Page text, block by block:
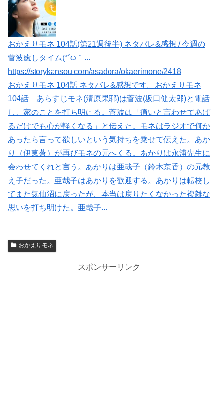
おかえりモネ 104話(第21週後半) ネタバレ&感想 / 今週の
菅波癒しタイム(*´ω｀...
https://storykansou.com/asadora/okaerimone/2418
おかえりモネ 104話 ネタバレ&感想です。おかえりモネ
104話 あらすじモネ(清原果耶)は菅波(坂口健太郎)と電話
し、家のことを打ち明ける。菅波は「痛いと言わせてあげ
るだけでも心が軽くなる」と伝えた。モネはラジオで何か
あったら言って欲しいという気持ちを乗せて伝えた。あか
り（伊東蒼）が再びモネの元へくる。あかりは永浦先生に
会わせてくれと言う。あかりは亜哉子（鈴木京香）の元教
え子だった。亜哉子はあかりを歓迎する。あかりは転校し
てまた気仙沼に戻ったが、本当は戻りたくなかった複雑な
思いを打ち明けた。亜哉子...
おかえりモネ
スポンサーリンク